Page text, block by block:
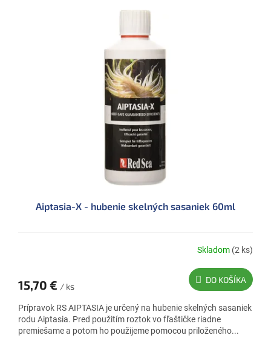
Aiptasia-X - hubenie skelných sasaniek 60ml
Skladom (2 ks)
15,70 € / ks
DO KOŠÍKA
Prípravok RS AIPTASIA je určený na hubenie skelných sasaniek
rodu Aiptasia. Pred použitím roztok vo fľaštičke riadne
premiešame a potom ho použijeme pomocou priloženého...